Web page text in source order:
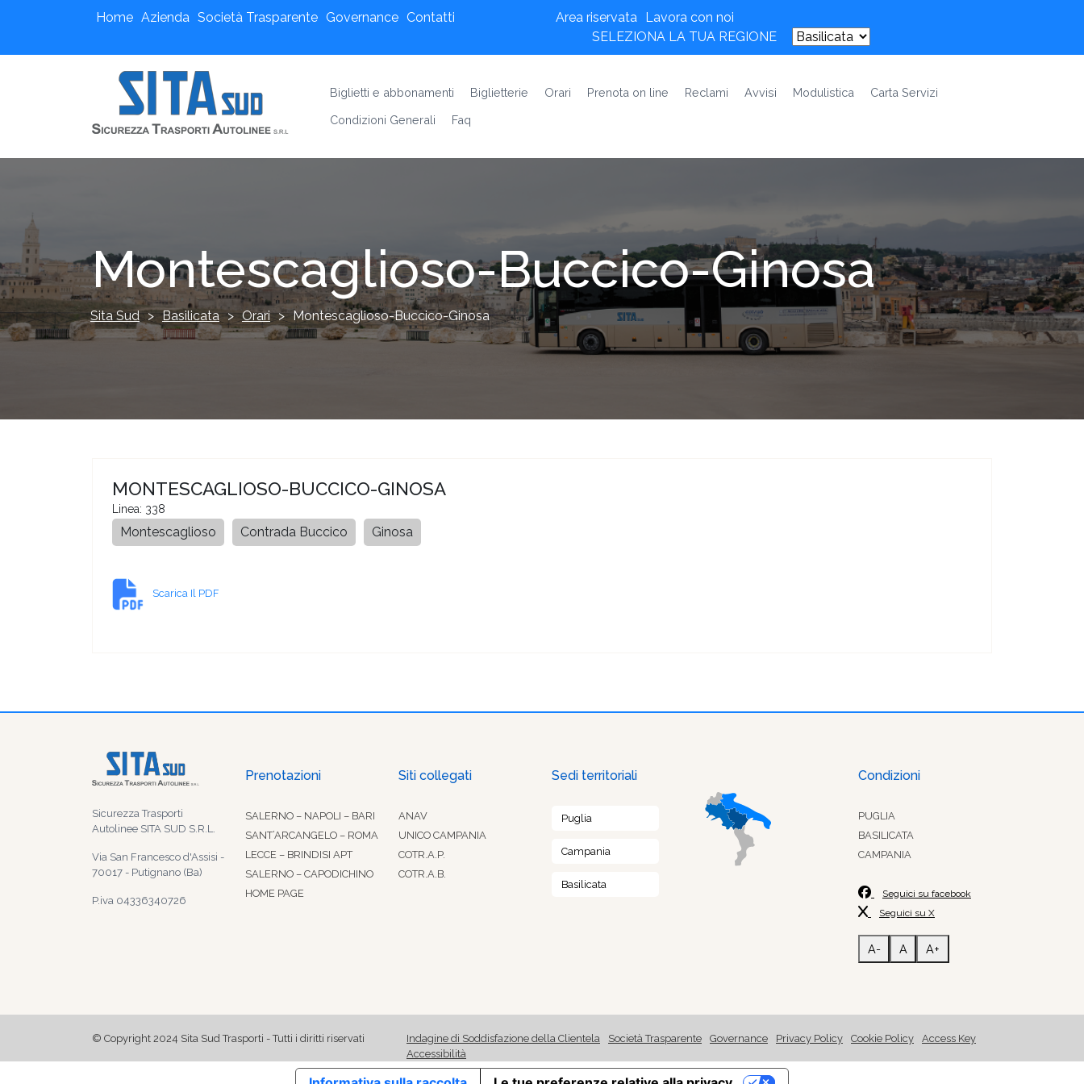
Home Azienda Società Trasparente Governance Contatti Area riservata Lavora con noi
SELEZIONA LA TUA REGIONE
Biglietti e abbonamenti Biglietterie Orari Prenota on line Reclami Avvisi Modulistica
Carta Servizi
Condizioni Generali
Faq
Montescaglioso-Buccico-Ginosa
Sita Sud > Basilicata > Orari > Montescaglioso-Buccico-Ginosa
MONTESCAGLIOSO-BUCCICO-GINOSA
Linea: 338
Montescaglioso Contrada Buccico Ginosa
Scarica Il PDF
Sicurezza Trasporti
Autolinee SITA SUD S.R.L.
Via San Francesco d'Assisi -
70017 - Putignano (Ba)
P.iva 04336340726
Prenotazioni
SALERNO – NAPOLI – BARI
SANT’ARCANGELO – ROMA
LECCE – BRINDISI APT
SALERNO – CAPODICHINO
HOME PAGE
Siti collegati
ANAV
UNICO CAMPANIA
COTR.A.P.
COTR.A.B.
Sedi territoriali
Puglia
Campania
Basilicata
Condizioni
PUGLIA
BASILICATA
CAMPANIA
Seguici su facebook
Seguici su X
A- A A+
© Copyright 2024 Sita Sud Trasporti - Tutti i diritti riservati Indagine di Soddisfazione della Clientela Società Trasparente Governance Privacy Policy Cookie Policy
Access Key
Accessibilità